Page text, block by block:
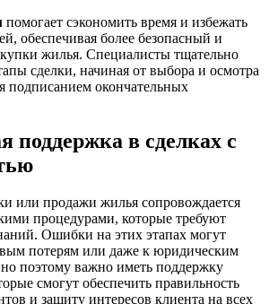
помогает сэкономить время и избежать
обеспечивая более безопасный и
жилья. Специалисты тщательно
сделки, начиная от выбора и осмотра
подписанием окончательных
поддержка в сделках с
или продажи жилья сопровождается
процедурами, которые требуют
Ошибки на этих этапах могут
потерям или даже к юридическим
поэтому важно иметь поддержку
смогут обеспечить правильность
и защиту интересов клиента на всех